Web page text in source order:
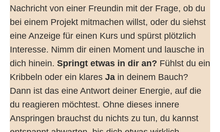
Nachricht von einer Freundin mit der Frage, ob du
bei einem Projekt mitmachen willst, oder du siehst
eine Anzeige für einen Kurs und spürst plötzlich
Interesse. Nimm dir einen Moment und lausche in
dich hinein. Springt etwas in dir an? Fühlst du ein
Kribbeln oder ein klares Ja in deinem Bauch?
Dann ist das eine Antwort deiner Energie, auf die
du reagieren möchtest. Ohne dieses innere
Anspringen brauchst du nichts zu tun, du kannst